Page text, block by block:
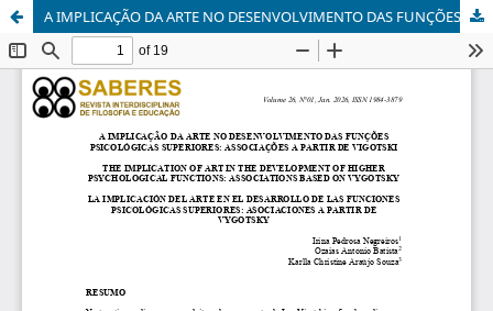
A IMPLICAÇÃO DA ARTE NO DESENVOLVIMENTO DAS FUNÇÕES PSICOLÓGICAS SUPERIORES